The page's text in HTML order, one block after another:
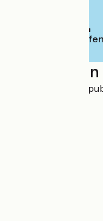
Anrufen
Localisation
14 avenue de la